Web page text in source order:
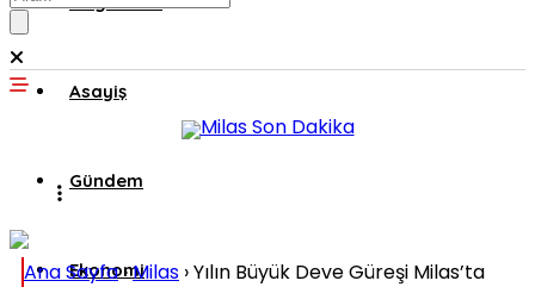
Asayiş
Gündem
Ekonomi
Ana Sayfa›Milas ›Yılın Büyük Deve Güreşi Milas’ta